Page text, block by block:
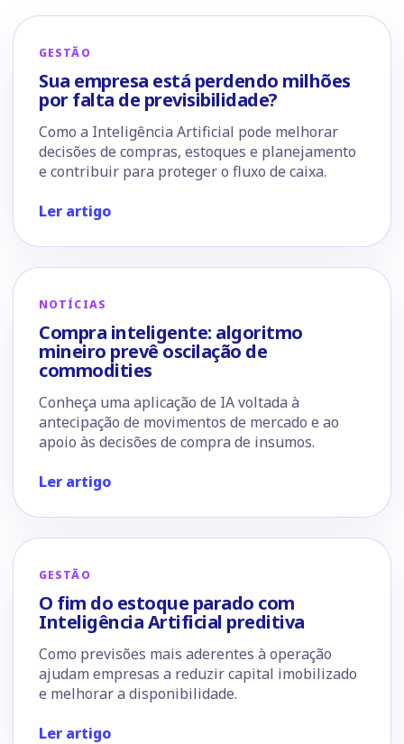
GESTÃO
Sua empresa está perdendo milhões
por falta de previsibilidade?
Como a Inteligência Artificial pode melhorar
decisões de compras, estoques e planejamento
e contribuir para proteger o fluxo de caixa.
Ler artigo
NOTÍCIAS
Compra inteligente: algoritmo
mineiro prevê oscilação de
commodities
Conheça uma aplicação de IA voltada à
antecipação de movimentos de mercado e ao
apoio às decisões de compra de insumos.
Ler artigo
GESTÃO
O fim do estoque parado com
Inteligência Artificial preditiva
Como previsões mais aderentes à operação
ajudam empresas a reduzir capital imobilizado
e melhorar a disponibilidade.
Ler artigo